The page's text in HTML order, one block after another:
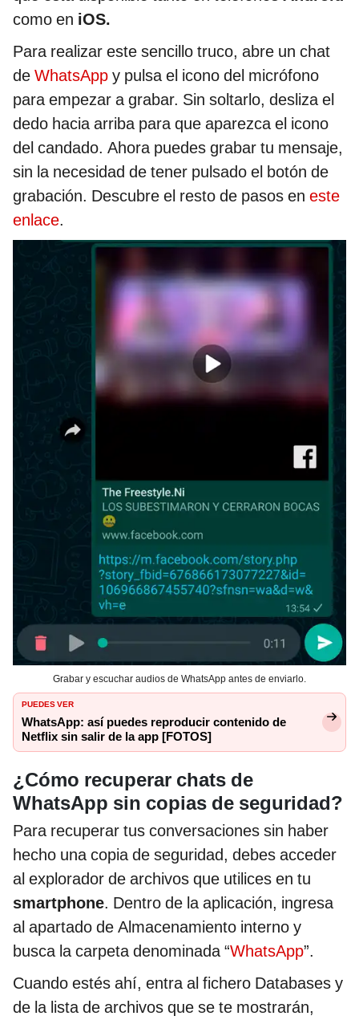
como en iOS.
Para realizar este sencillo truco, abre un chat
de WhatsApp y pulsa el icono del micrófono
para empezar a grabar. Sin soltarlo, desliza el
dedo hacia arriba para que aparezca el icono
del candado. Ahora puedes grabar tu mensaje,
sin la necesidad de tener pulsado el botón de
grabación. Descubre el resto de pasos en este
enlace.
Grabar y escuchar audios de WhatsApp antes de enviarlo.
PUEDES VER
WhatsApp: así puedes reproducir contenido de
Netflix sin salir de la app [FOTOS]
¿Cómo recuperar chats de
WhatsApp sin copias de seguridad?
Para recuperar tus conversaciones sin haber
hecho una copia de seguridad, debes acceder
al explorador de archivos que utilices en tu
smartphone. Dentro de la aplicación, ingresa
al apartado de Almacenamiento interno y
busca la carpeta denominada “WhatsApp”.
Cuando estés ahí, entra al fichero Databases y
de la lista de archivos que se te mostrarán,